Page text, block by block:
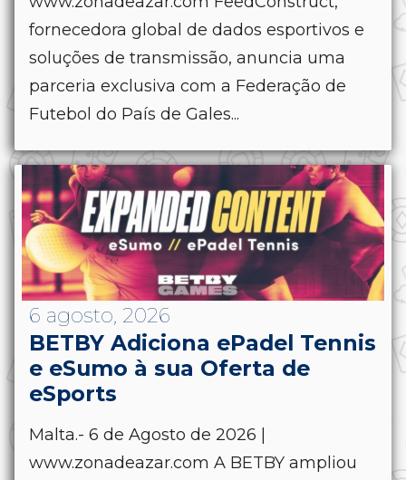
fornecedora global de dados esportivos e
soluções de transmissão, anuncia uma
parceria exclusiva com a Federação de
Futebol do País de Gales...
6 agosto, 2026
BETBY Adiciona ePadel Tennis
e eSumo à sua Oferta de
eSports
Malta.- 6 de Agosto de 2026 |
www.zonadeazar.com A BETBY ampliou